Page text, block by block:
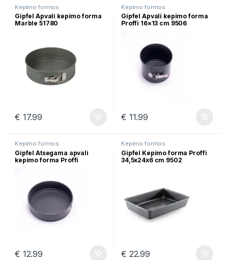
Kepimo formos
Gipfel Apvali kepimo forma
Marble 51780
€ 17.99
Kepimo formos
Gipfel Apvali kepimo forma
Proffi 16×13 cm 9506
€ 11.99
Kepimo formos
Gipfel Atsegama apvali
kepimo forma Proffi
€ 12.99
Kepimo formos
Gipfel Kepimo forma Proffi
34,5x24x6 cm 9502
€ 22.99